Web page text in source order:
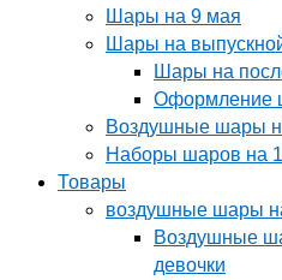
Шары на 9 мая
Шары на
Шары на
Оформление
Воздушные шары
Наборы шаров на
Товары
воздушные шары
Воздушные
девочки